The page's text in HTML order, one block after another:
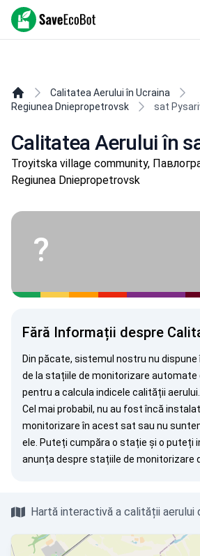
SaveEcoBot
Calitatea Aerului în Ucraina
Regiunea Dniepropetrovsk
sat
Calitatea Aerului în
Troyitska village community,
Regiunea Dniepropetrovsk
?
Fără Informații despre
Din păcate, sistemul nostru nu
de la stațiile de monitorizare automate
pentru a calcula indicele calității aerului.
Cel mai probabil, nu au fost încă
monitorizare în acest sat sau nu
ele. Puteți cumpăra o stație și o puteți
anunța despre stațiile de monitorizare
Hartă interactivă a calității aerului